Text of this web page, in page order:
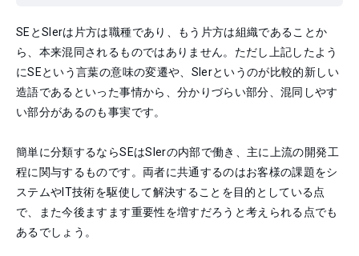
SEとSIerは片方は職種であり、もう片方は組織であることか
ら、本来混同されるものではありません。ただし上記したよう
にSEという言葉の意味の変遷や、SIerというのが比較的新しい
造語であるといった事情から、分かりづらい部分、混同しやす
い部分があるのも事実です。
簡単に分類するならSEはSIerの内部で働き、主に上流の開発工
程に関与するものです。両者に共通するのはお客様の課題をシ
ステムやIT技術を駆使して解決することを目的としている点
で、また今後ますます重要性を増すだろうと考えられる点でも
あるでしょう。